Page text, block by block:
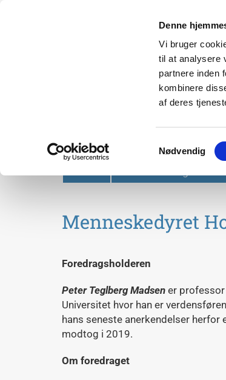
Denne
Vi bruger
til at analysere
partnere inden
kombinere
af deres
Nødvendig
Menneskedyret
Foredragsholderen
Peter Teglberg Madsen er
Universitet hvor han er
hans seneste anerkendelser
modtog i 2019.
Om foredraget